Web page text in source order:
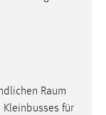
Raum
Kleinbusses für